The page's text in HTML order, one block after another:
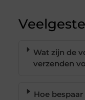
Wat zijn de
verzenden
Hoe